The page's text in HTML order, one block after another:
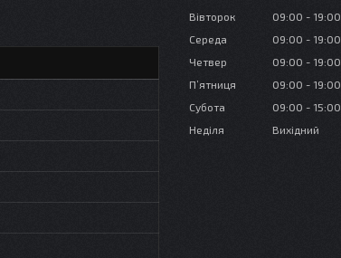
Вівторок
09:00
19:00
Середа
09:00
19:00
Четвер
09:00
19:00
Пʼятниця
09:00
19:00
Субота
09:00
15:00
Неділя
Вихідний